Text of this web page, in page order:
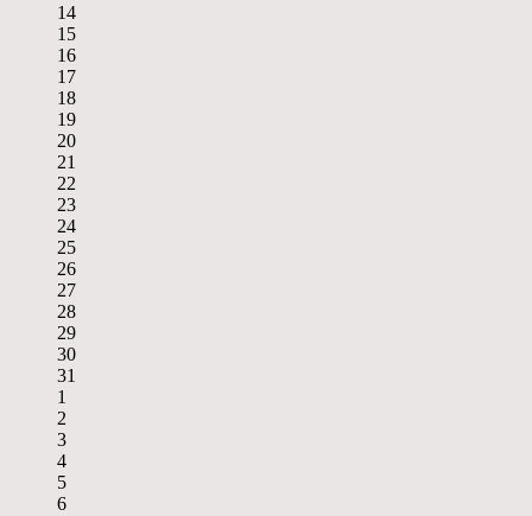
14
15
16
17
18
19
20
21
22
23
24
25
26
27
28
29
30
31
1
2
3
4
5
6